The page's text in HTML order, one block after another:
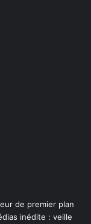
de premier plan
inédite : veille